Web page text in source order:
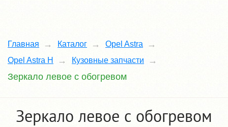
Главная Каталог
Opel Astra
Opel Astra H
Кузовные запчасти
Зеркало левое с обогревом
Зеркало левое с обогревом